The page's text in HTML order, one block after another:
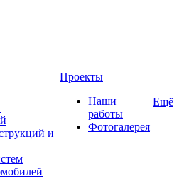
и
Проекты
Наши
работы
Фотогалерея
Ещё